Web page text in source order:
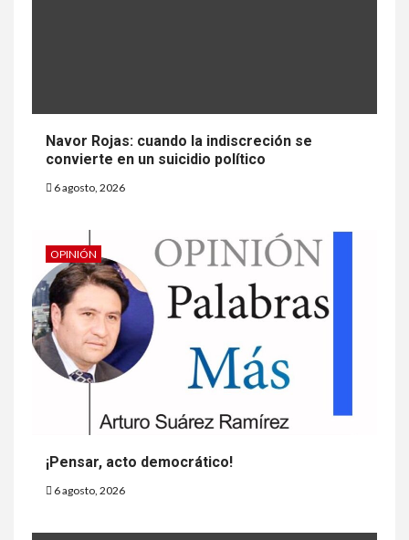
Navor Rojas: cuando la indiscreción se
convierte en un suicidio político
6 agosto, 2026
OPINIÓN
¡Pensar, acto democrático!
6 agosto, 2026